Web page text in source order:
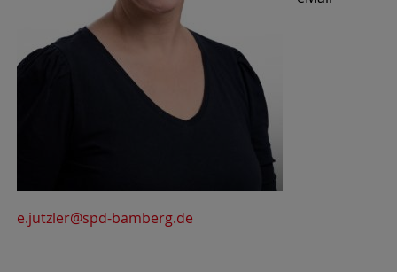
e.jutzler@spd-bamberg.de